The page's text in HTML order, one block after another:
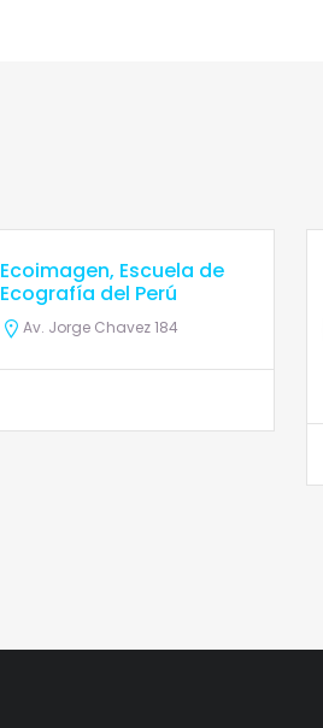
Ecoimagen, Escuela de
Ecografía del Perú
Av. Jorge Chavez 184